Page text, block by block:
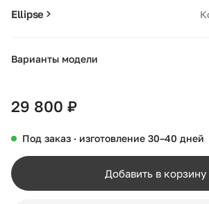
Ellipse
Варианты модели
29 800 ₽
Под заказ · изготовление 30–40 дней
Добавить в корзину